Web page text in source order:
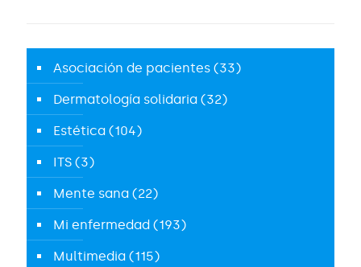
Asociación de pacientes (33)
Dermatología solidaria (32)
Estética (104)
ITS (3)
Mente sana (22)
Mi enfermedad (193)
Multimedia (115)